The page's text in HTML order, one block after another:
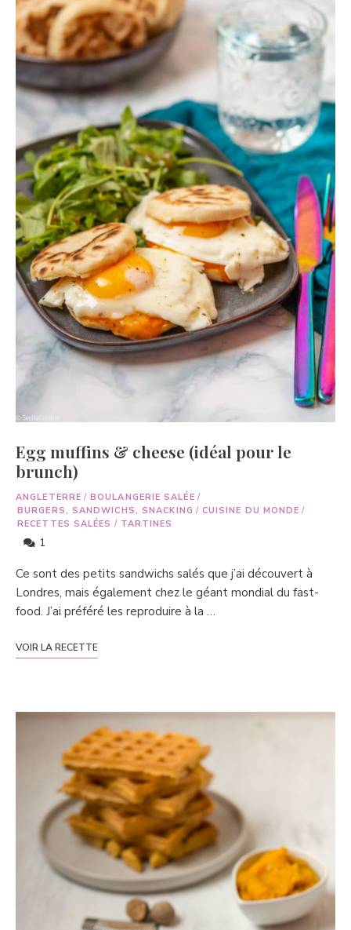
Egg muffins & cheese (idéal pour le
brunch)
ANGLETERRE / BOULANGERIE SALÉE /
BURGERS, SANDWICHS, SNACKING / CUISINE DU MONDE /
RECETTES SALÉES / TARTINES
1
Ce sont des petits sandwichs salés que j’ai découvert à
Londres, mais également chez le géant mondial du fast-
food. J’ai préféré les reproduire à la …
VOIR LA RECETTE